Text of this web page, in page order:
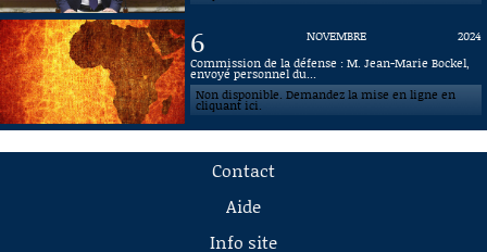
6 NOVEMBRE
2024
Commission de la défense : M. Jean-Marie Bockel,
envoyé personnel du...
Non disponible. Demandez la mise en ligne en
cliquant ici.
Contact
Aide
Info site